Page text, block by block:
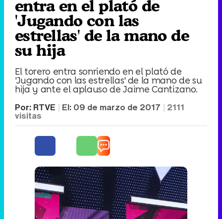
entra en el plató de
'Jugando con las
estrellas' de la mano de
su hija
El torero entra sonriendo en el plató de
'Jugando con las estrellas' de la mano de su
hija y ante el aplauso de Jaime Cantizano.
Por: RTVE El: 09 de marzo de 2017 2111
visitas